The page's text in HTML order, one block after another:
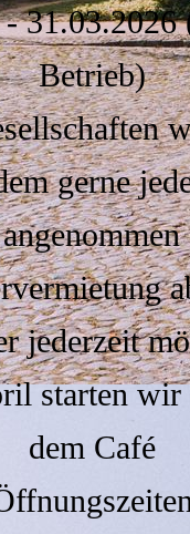
31.03.2026
Betrieb)
gerne
angenommen
jederzeit
starten wir
dem Café